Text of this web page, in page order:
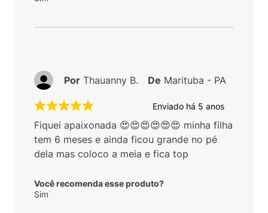
Enviado há 5 anos
Fiquei apaixonada 😍😍😍😍😍😍 minha filha
tem 6 meses e ainda ficou grande no pé
dela mas coloco a meia e fica top
Você recomenda esse produto?
Sim
Por Thauanny B. De Marituba - PA